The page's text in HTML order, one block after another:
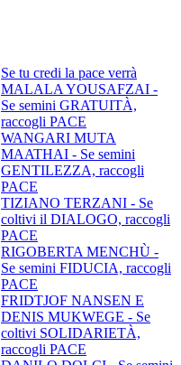
Se tu credi la pace verrà
MALALA YOUSAFZAI -
Se semini GRATUITÀ,
raccogli PACE
WANGARI MUTA
MAATHAI - Se semini
GENTILEZZA, raccogli
PACE
TIZIANO TERZANI - Se
coltivi il DIALOGO, raccogli
PACE
RIGOBERTA MENCHÙ -
Se semini FIDUCIA, raccogli
PACE
FRIDTJOF NANSEN E
DENIS MUKWEGE - Se
coltivi SOLIDARIETÀ,
raccogli PACE